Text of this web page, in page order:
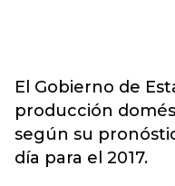
El Gobierno de
producción
según su
día para el 2017.